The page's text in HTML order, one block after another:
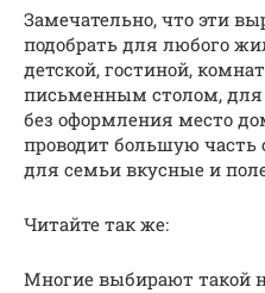
Замечательно, что эти
подобрать для любого
детской, гостиной,
письменным столом, для
без оформления место
проводит большую часть
для семьи вкусные и
Читайте так же:
Многие выбирают такой